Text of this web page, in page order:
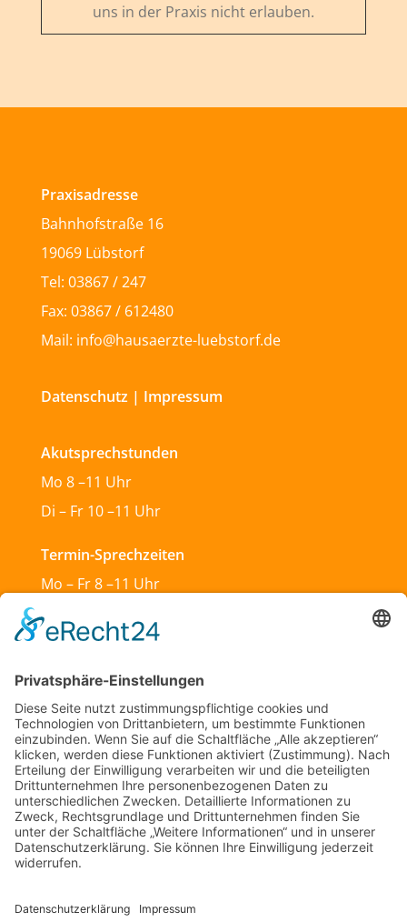
uns in der Praxis nicht erlauben.
Praxisadresse
Bahnhofstraße 16
19069 Lübstorf
Tel: 03867 / 247
Fax: 03867 / 612480
Mail: info@hausaerzte-luebstorf.de
Datenschutz | Impressum
Akutsprechstunden
Mo 8 –11 Uhr
Di – Fr 10 –11 Uhr
Termin-Sprechzeiten
Mo – Fr 8 –11 Uhr
Mo & Do 13 –18 Uhr
Di 17:30 – 19:30 Uhr
Sa und So geschlossen